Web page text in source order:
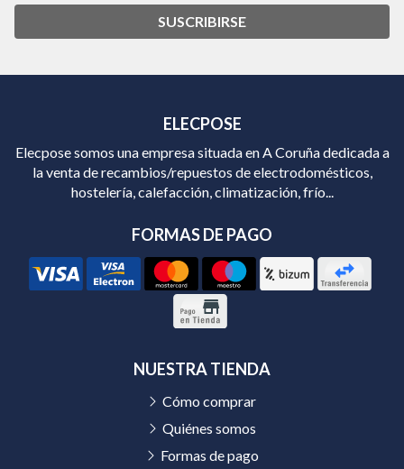
SUSCRIBIRSE
ELECPOSE
Elecpose somos una empresa situada en A Coruña dedicada a
la venta de recambios/repuestos de electrodomésticos,
hostelería, calefacción, climatización, frío...
FORMAS DE PAGO
NUESTRA TIENDA
Cómo comprar
Quiénes somos
Formas de pago